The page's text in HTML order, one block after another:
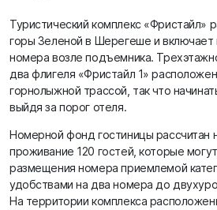
Туристический комплекс «Фристайл»
горы Зеленой в Шерегеше и включает
номера возле подъемника.
два флигеля «Фристайл 1»
горнолыжной трассой, так что
выйдя за порог отеля.
Номерной фонд гостиницы рассчитан
проживание 120 гостей, которые
размещения номера приемлемой
удобствами на два номера до
На территории комплекса